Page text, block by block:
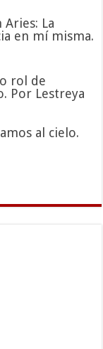
Aries: La
en mí misma.
rol de
Por Lestreya
al cielo.